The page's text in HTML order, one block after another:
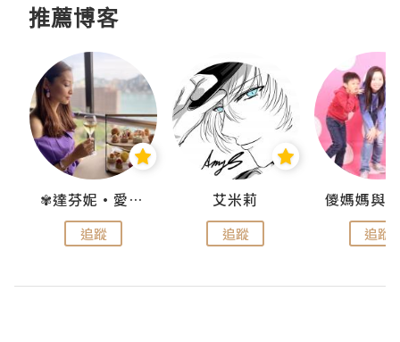
推薦博客
✾達芬妮•愛孩子•愛生活✾
追蹤
艾米莉
追蹤 追蹤